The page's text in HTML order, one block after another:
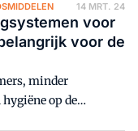
van vooral leer.
robuust.
producenten leer
14 MRT. 24
voor
voor de
minder
op de